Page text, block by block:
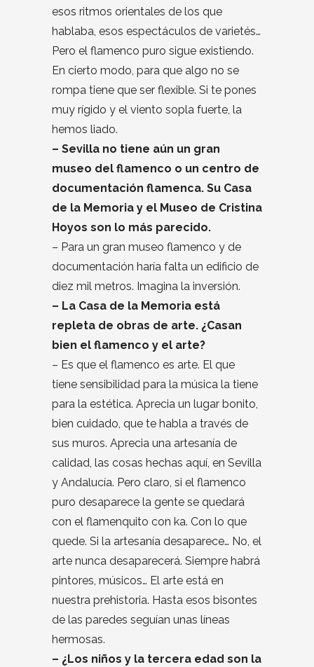
esos ritmos orientales de los que
hablaba, esos espectáculos de varietés…
Pero el flamenco puro sigue existiendo.
En cierto modo, para que algo no se
rompa tiene que ser flexible. Si te pones
muy rígido y el viento sopla fuerte, la
hemos liado.
– Sevilla no tiene aún un gran
museo del flamenco o un centro de
documentación flamenca. Su Casa
de la Memoria y el Museo de Cristina
Hoyos son lo más parecido.
– Para un gran museo flamenco y de
documentación haría falta un edificio de
diez mil metros. Imagina la inversión.
– La Casa de la Memoria está
repleta de obras de arte. ¿Casan
bien el flamenco y el arte?
– Es que el flamenco es arte. El que
tiene sensibilidad para la música la tiene
para la estética. Aprecia un lugar bonito,
bien cuidado, que te habla a través de
sus muros. Aprecia una artesanía de
calidad, las cosas hechas aquí, en Sevilla
y Andalucía. Pero claro, si el flamenco
puro desaparece la gente se quedará
con el flamenquito con ka. Con lo que
quede. Si la artesanía desaparece… No, el
arte nunca desaparecerá. Siempre habrá
pintores, músicos… El arte está en
nuestra prehistoria. Hasta esos bisontes
de las paredes seguían unas líneas
hermosas.
– ¿Los niños y la tercera edad son la